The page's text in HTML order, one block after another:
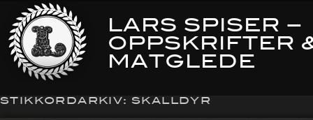
LARS SPISER –
OPPSKRIFTER
MATGLEDE
STIKKORDARKIV: SKALLDYR